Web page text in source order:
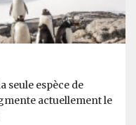
seule espèce de
actuellement le